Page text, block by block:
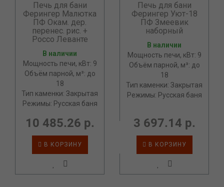
Печь для бани
Ферингер Малютка
ПФ Окам. дер.
перенес. рис. +
Россо Леванте
В наличии
Мощность печи, кВт: 9
Объём парной, м³: до
18
Тип каменки: Закрытая
Режимы: Русская баня
10 485.26 р.
В КОРЗИНУ
Печь для бани
Ферингер Уют-18
ПФ Змеевик
наборный
В наличии
Мощность печи, кВт: 9
Объём парной, м³: до
18
Тип каменки: Закрытая
Режимы: Русская баня
3 697.14 р.
В КОРЗИНУ